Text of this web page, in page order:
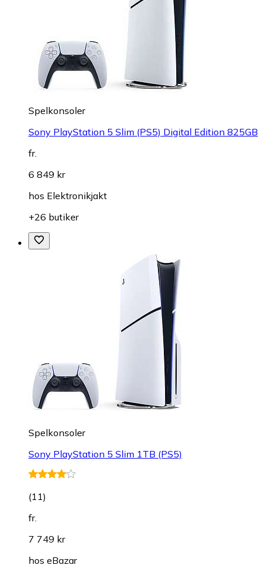
Spelkonsoler
Sony PlayStation 5 Slim (PS5) Digital Edition 825GB
fr.
6 849 kr
hos Elektronikjakt
+26 butiker
Spelkonsoler
Sony PlayStation 5 Slim 1TB (PS5)
(11)
fr.
7 749 kr
hos eBazar